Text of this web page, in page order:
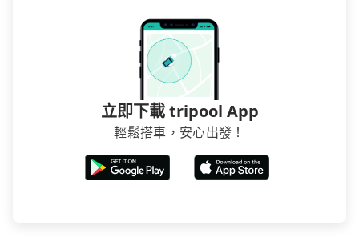
立即下載 tripool App
輕鬆搭車，安心出發！